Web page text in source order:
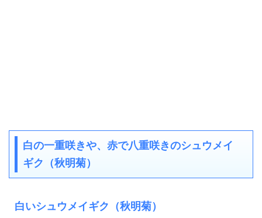
白の一重咲きや、赤で八重咲きのシュウメイ
ギク（秋明菊）
白いシュウメイギク（秋明菊）